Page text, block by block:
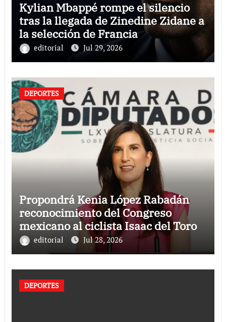
Kylian Mbappé rompe el silencio
tras la llegada de Zinedine Zidane a
la selección de Francia
editorial Jul 29, 2026
DEPORTES
Propondrá Kenia López Rabadán
reconocimiento del Congreso
mexicano al ciclista Isaac del Toro
editorial Jul 28, 2026
DEPORTES